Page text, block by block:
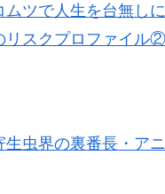
ツで人生を台無し
スクプロファイル②
虫界の裏番長・ア